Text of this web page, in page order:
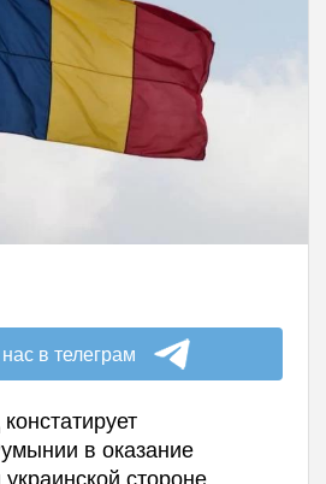
в телеграм
в оказание
стороне.